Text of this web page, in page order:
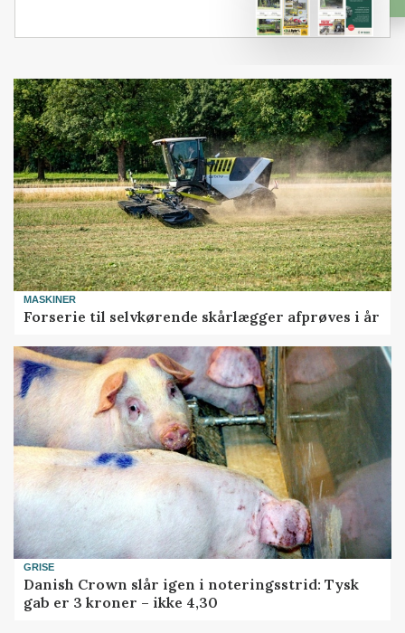
MASKINER
Forserie til selvkørende skårlægger afprøves i år
GRISE
Danish Crown slår igen i noteringsstrid: Tysk
gab er 3 kroner – ikke 4,30